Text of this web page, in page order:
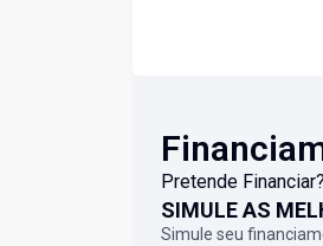
Pretende Financiar?
SIMULE AS
Simule seu